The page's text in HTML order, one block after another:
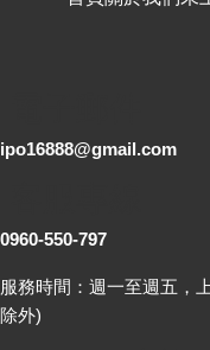
ipo16888@gmail.com
0960-550-797
服務時間：週一至週五，
除外)